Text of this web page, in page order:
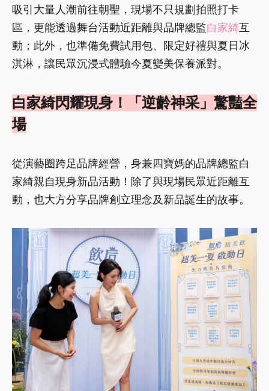
吸引大量人潮前往朝聖，現場不只規劃拍照打卡
區，更能透過舞台活動近距離與品牌總監白家綺互
動；此外，也準備免費試用包、限定好禮與夏日冰
淇淋，讓民眾沉浸式體驗今夏變美保養派對。
白家綺閃耀現身！「逆齡神采」驚豔全
場
從演藝圈跨足品牌經營，身兼四寶媽的品牌總監白
家綺親自現身新品活動！除了與現場民眾近距離互
動，也大方分享品牌創立理念及新品誕生的故事。